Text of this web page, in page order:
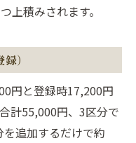
上積みされます。
）
円と登録時17,200円
計55,000円、3区分で
追加するだけで約